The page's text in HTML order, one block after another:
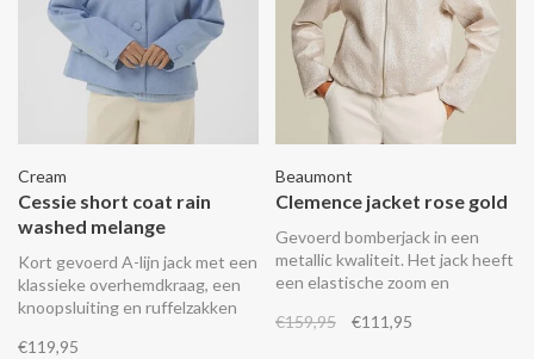
Cream
Cessie short coat rain
washed melange
Kort gevoerd A-lijn jack met een
klassieke overhemdkraag, een
knoopsluiting en ruffelzakken
€119,95
Beaumont
Clemence jacket rose gold
Gevoerd bomberjack in een
metallic kwaliteit. Het jack heeft
een elastische zoom en
een ritssluiting.
€159,95 €111,95